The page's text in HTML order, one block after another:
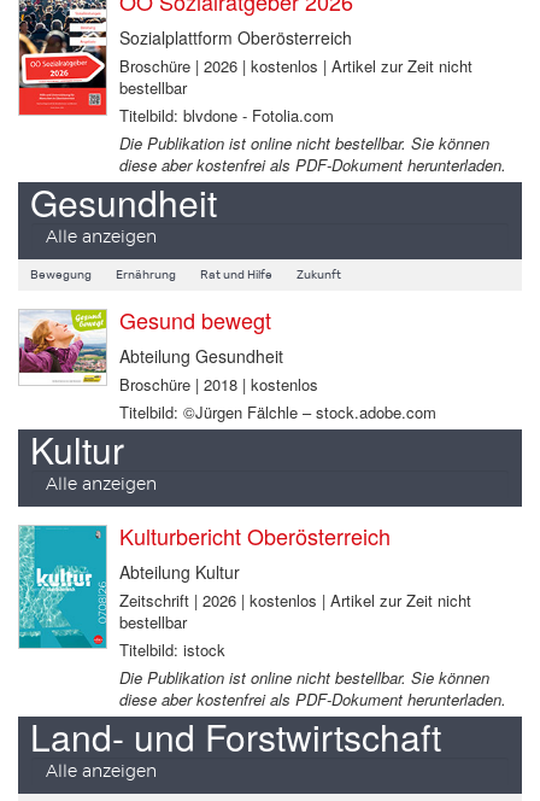
Sozialplattform Oberösterreich
Broschüre | 2026 | kostenlos | Artikel zur Zeit nicht
bestellbar
Titelbild: blvdone - Fotolia.com
Die Publikation ist online nicht bestellbar. Sie können
diese aber kostenfrei als PDF-Dokument herunterladen.
Gesundheit
Alle anzeigen
Bewegung Ernährung Rat und Hilfe Zukunft
Gesund bewegt
Abteilung Gesundheit
Broschüre | 2018 | kostenlos
Titelbild: ©Jürgen Fälchle – stock.adobe.com
Kultur
Alle anzeigen
Kulturbericht Oberösterreich
Abteilung Kultur
Zeitschrift | 2026 | kostenlos | Artikel zur Zeit nicht
bestellbar
Titelbild: istock
Die Publikation ist online nicht bestellbar. Sie können
diese aber kostenfrei als PDF-Dokument herunterladen.
Land- und Forstwirtschaft
Alle anzeigen